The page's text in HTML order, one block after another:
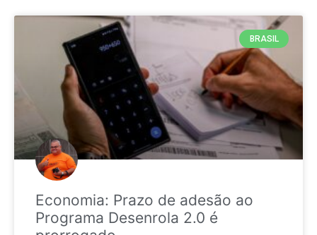
BRASIL
Economia: Prazo de adesão ao
Programa Desenrola 2.0 é